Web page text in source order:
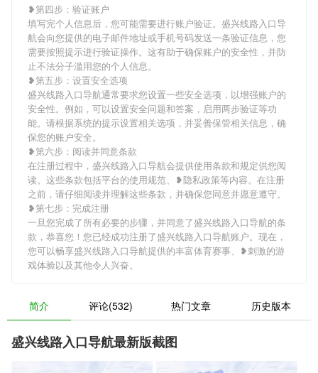
❥第四步：验证账户
填写完个人信息后，您可能需要进行账户验证。盛兴线路入口导
航会向您提供的电子邮件地址或手机号码发送一条验证信息，您
需要按照提示进行验证操作。这有助于确保账户的安全性，并防
止不法分子滥用您的个人信息。
❥第五步：设置安全选项
盛兴线路入口导航通常要求您设置一些安全选项，以增强账户的
安全性。例如，可以设置安全问题和答案，启用两步验证等功
能。请根据系统的提示设置相关选项，并妥善保管相关信息，确
保您的账户安全。
❥第六步：阅读并同意条款
在注册过程中，盛兴线路入口导航会提供使用条款和规定供您阅
读。这些条款包括平台的使用规范、❥隐私政策等内容。在注册
之前，请仔细阅读并理解这些条款，并确保您同意并愿意遵守。
❥第七步：完成注册
一旦您完成了所有必要的步骤，并同意了盛兴线路入口导航的条
款，恭喜您！您已经成功注册了盛兴线路入口导航账户。现在，
您可以畅享盛兴线路入口导航提供的丰富体育赛事、❥刺激的游
戏体验以及其他令人兴奋。
简介 评论(532) 热门文章 历史版本
盛兴线路入口导航最新版截图